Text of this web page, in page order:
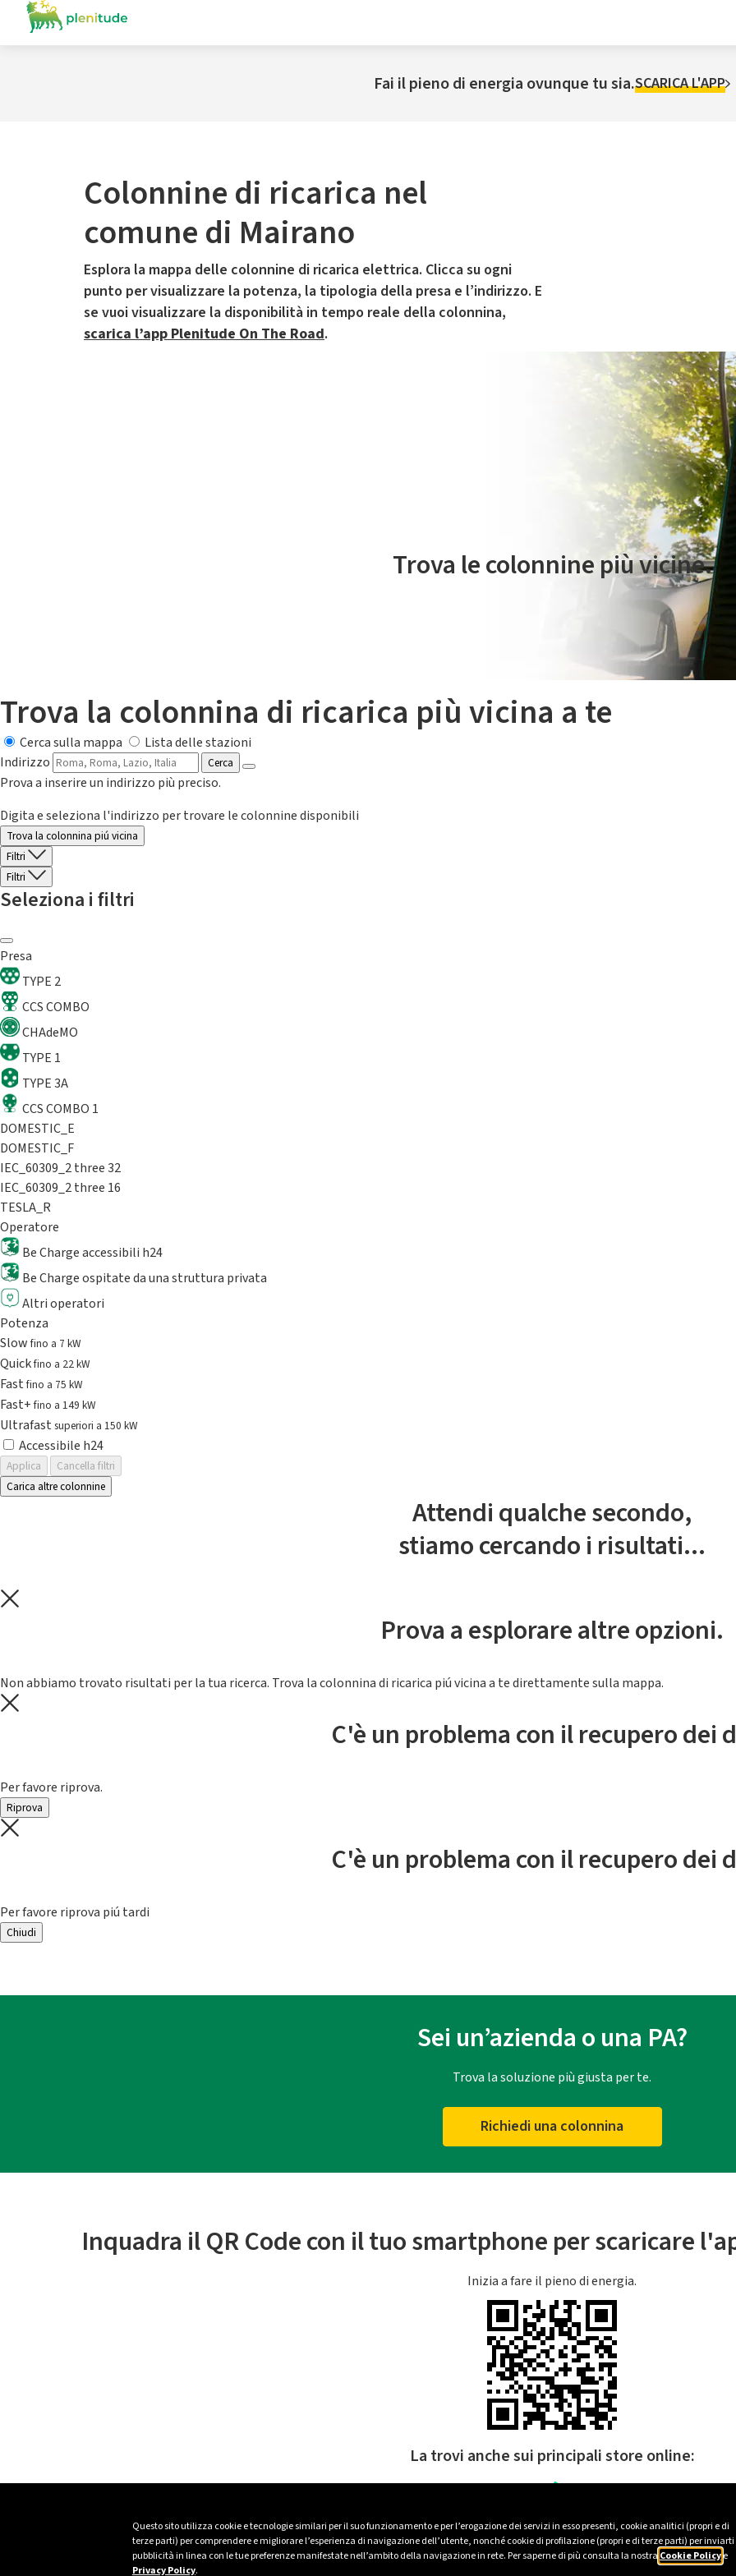
Questo sito utilizza cookie e tecnologie similari per il suo funzionamento e per l’erogazione dei servizi in esso presenti, cookie analitici (propri e di
terze parti) per comprendere e migliorare l’esperienza di navigazione dell’utente, nonché cookie di profilazione (propri e di terze parti) per inviarti
pubblicità in linea con le tue preferenze manifestate nell’ambito della navigazione in rete. Per saperne di più consulta la nostra Cookie Policye
Privacy Policy.
Fai il pieno di energia ovunque tu sia.SCARICA L'APP
Colonnine di ricarica nel
comune di Mairano
Esplora la mappa delle colonnine di ricarica elettrica. Clicca su ogni
punto per visualizzare la potenza, la tipologia della presa e l’indirizzo. E
se vuoi visualizzare la disponibilità in tempo reale della colonnina,
scarica l’app Plenitude On The Road.
Il servizio di mobilità elettrica è gestito da Plenitude On The Road
Trova le colonnine più vicine.
Trova la colonnina di ricarica più vicina a te
Cerca sulla mappa
Lista delle stazioni
Indirizzo
Cerca
Prova a inserire un indirizzo più preciso.
Digita e seleziona l'indirizzo per trovare le colonnine disponibili
Trova la colonnina piú vicina
Filtri
Filtri
Seleziona i filtri
Presa
TYPE 2
CCS COMBO
CHAdeMO
TYPE 1
TYPE 3A
CCS COMBO 1
DOMESTIC_E
DOMESTIC_F
IEC_60309_2 three 32
IEC_60309_2 three 16
TESLA_R
Operatore
Be Charge accessibili h24
Be Charge ospitate da una struttura privata
Altri operatori
Potenza
Slowfino a 7 kW
Quickfino a 22 kW
Fastfino a 75 kW
Fast+fino a 149 kW
Ultrafast superiori a 150 kW
Accessibile h24
Applica
Cancella filtri
Carica altre colonnine
Attendi qualche secondo,
stiamo cercando i risultati...
Prova a esplorare altre opzioni.
Non abbiamo trovato risultati per la tua ricerca. Trova la colonnina di ricarica piú vicina a te direttamente sulla mappa.
C'è un problema con il recupero dei
Per favore riprova.
Riprova
C'è un problema con il recupero dei
Per favore riprova piú tardi
Chiudi
Sei un’azienda o una PA?
Trova la soluzione più giusta per te.
Richiedi una colonnina
Inquadra il QR Code con il tuo smartphone per scaricare
Inizia a fare il pieno di energia.
La trovi anche sui principali store online: